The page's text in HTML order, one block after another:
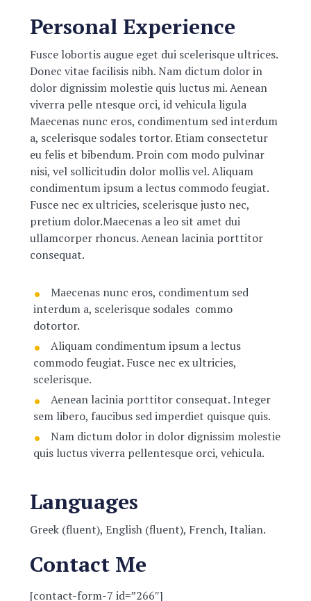
Personal Experience
Fusce lobortis augue eget dui scelerisque ultrices.
Donec vitae facilisis nibh. Nam dictum dolor in
dolor dignissim molestie quis luctus mi. Aenean
viverra pelle ntesque orci, id vehicula ligula
Maecenas nunc eros, condimentum sed interdum
a, scelerisque sodales tortor. Etiam consectetur
eu felis et bibendum. Proin com modo pulvinar
nisi, vel sollicitudin dolor mollis vel. Aliquam
condimentum ipsum a lectus commodo feugiat.
Fusce nec ex ultricies, scelerisque justo nec,
pretium dolor.Maecenas a leo sit amet dui
ullamcorper rhoncus. Aenean lacinia porttitor
consequat.
Maecenas nunc eros, condimentum sed
interdum a, scelerisque sodales commo
dotortor.
Aliquam condimentum ipsum a lectus
commodo feugiat. Fusce nec ex ultricies,
scelerisque.
Aenean lacinia porttitor consequat. Integer
sem libero, faucibus sed imperdiet quisque quis.
Nam dictum dolor in dolor dignissim molestie
quis luctus viverra pellentesque orci, vehicula.
Languages
Greek (fluent), English (fluent), French, Italian.
Contact Me
[contact-form-7 id=”266″]